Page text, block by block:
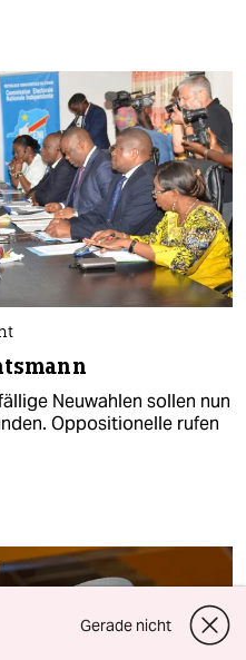
Neuwahlen sollen nun
Oppositionelle rufen
Gerade nicht